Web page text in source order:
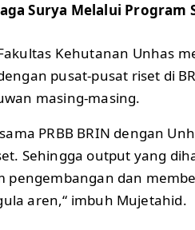
Surya Melalui Program
Kehutanan Unhas
pusat-pusat riset di
masing-masing.
PRBB BRIN dengan
Sehingga output yang
pengembangan dan
aren,“ imbuh Mujetahid.